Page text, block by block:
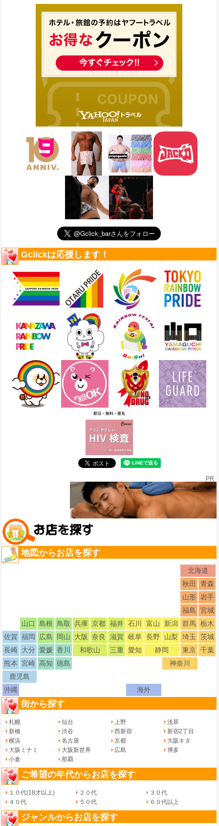
Gclickは応援します！
PR
地図からお店を探す
北海道
秋田
青森
山形 岩手
福島
宮城
山口
島根 鳥取 兵庫 京都 福井 石川 富山 新潟 群馬 栃木
佐賀 福岡 広島 岡山 大阪 奈良 滋賀 岐阜 長野 山梨 埼玉
茨城
長崎 大分 愛媛 香川 和歌山 三重 愛知 静岡 東京 千葉
熊本 宮崎 高知 徳島
神奈川
鹿児島
沖縄
海外
街から探す
札幌 仙台 上野
浅草
新橋
渋谷 西新宿
新宿2丁目
横浜
名古屋 京都
大阪キタ
大阪ミナミ
大阪新世界 広島
博多
小倉
那覇
ご希望の年代からお店を探す
１０代(18才以上) ２０代
３０代
４０代
５０代 ６０代以上
ジャンルからお店を探す